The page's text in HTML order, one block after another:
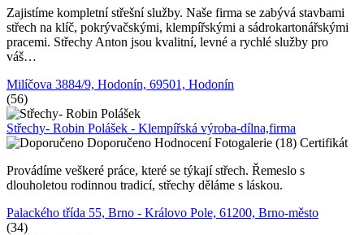
Zajistíme kompletní střešní služby. Naše firma se zabývá stavbami
střech na klíč, pokrývačskými, klempířskými a sádrokartonářskými
pracemi. Střechy Anton jsou kvalitní, levné a rychlé služby pro
váš…
Milíčova 3884/9, Hodonín, 69501, Hodonín
(56)
Střechy- Robin Polášek - Klempířská výroba-dílna,firma
Doporučeno Hodnocení Fotogalerie (18) Certifikát
Provádíme veškeré práce, které se týkají střech. Řemeslo s
dlouholetou rodinnou tradicí, střechy děláme s láskou.
Palackého třída 55, Brno - Královo Pole, 61200, Brno-město
(34)